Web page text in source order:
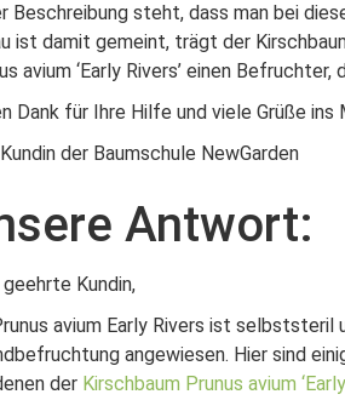
Beschreibung steht, dass man bei
ist damit gemeint, trägt der
avium ‘Early Rivers’ einen
Dank für Ihre Hilfe und viele Grüße ins
der Baumschule NewGarden
Antwort:
Kundin,
avium Early Rivers ist selbststeril
angewiesen. Hier sind
der Kirschbaum Prunus avium